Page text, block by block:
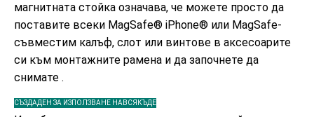
магнитната стойка означава, че можете просто да
поставите всеки MagSafe® iPhone® или MagSafe-
съвместим калъф, слот или винтове в аксесоарите
си към монтажните рамена и да започнете да
снимате .
СЪЗДАДЕН ЗА ИЗПОЛЗВАНЕ НАВСЯКЪДЕ